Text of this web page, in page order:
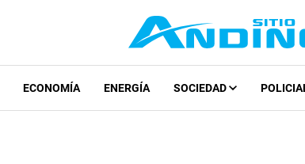
ECONOMÍA ENERGÍA SOCIEDAD